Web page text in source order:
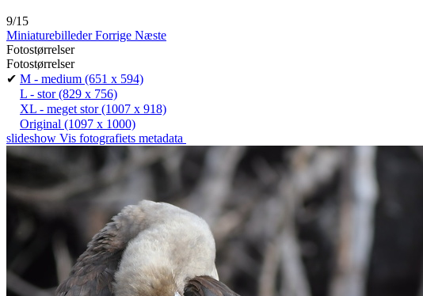
9/15
Miniaturebilleder Forrige Næste
Fotostørrelser
Fotostørrelser
✔ M - medium (651 x 594)
L - stor(829 x 756)
XL - meget stor(1007 x 918)
Original (1097 x 1000)
slideshow Vis fotografiets metadata